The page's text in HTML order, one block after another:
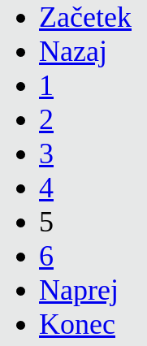
Začetek
Nazaj
1
2
3
4
5
6
Naprej
Konec